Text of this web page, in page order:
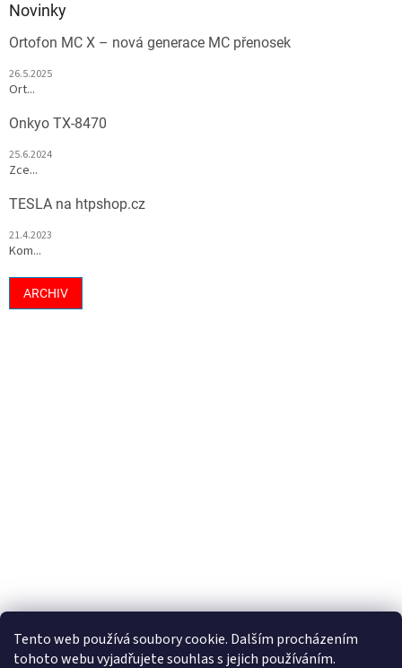
Tento web používá soubory cookie. Dalším procházením
tohoto webu vyjadřujete souhlas s jejich používáním.
Novinky
Ortofon MC X – nová generace MC přenosek
26.5.2025
Ort...
Onkyo TX-8470
25.6.2024
Zce...
TESLA na htpshop.cz
21.4.2023
Kom...
ARCHIV